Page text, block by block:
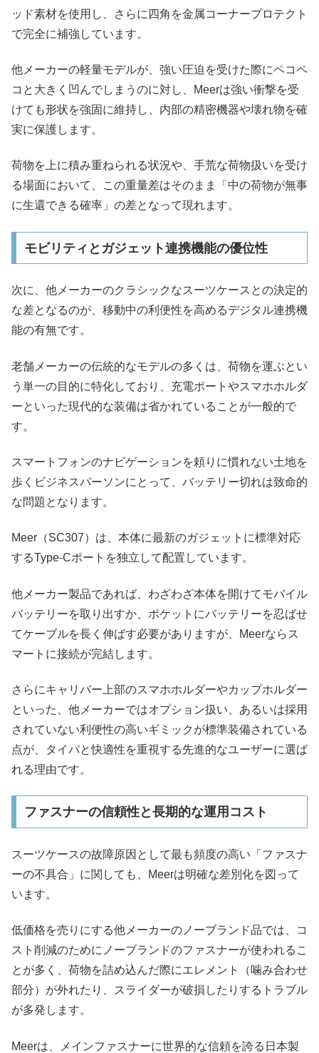
ッド素材を使用し、さらに四角を金属コーナープロテクト
で完全に補強しています。
他メーカーの軽量モデルが、強い圧迫を受けた際にペコペ
コと大きく凹んでしまうのに対し、Meerは強い衝撃を受
けても形状を強固に維持し、内部の精密機器や壊れ物を確
実に保護します。
荷物を上に積み重ねられる状況や、手荒な荷物扱いを受け
る場面において、この重量差はそのまま「中の荷物が無事
に生還できる確率」の差となって現れます。
モビリティとガジェット連携機能の優位性
次に、他メーカーのクラシックなスーツケースとの決定的
な差となるのが、移動中の利便性を高めるデジタル連携機
能の有無です。
老舗メーカーの伝統的なモデルの多くは、荷物を運ぶとい
う単一の目的に特化しており、充電ポートやスマホホルダ
ーといった現代的な装備は省かれていることが一般的で
す。
スマートフォンのナビゲーションを頼りに慣れない土地を
歩くビジネスパーソンにとって、バッテリー切れは致命的
な問題となります。
Meer（SC307）は、本体に最新のガジェットに標準対応
するType-Cポートを独立して配置しています。
他メーカー製品であれば、わざわざ本体を開けてモバイル
バッテリーを取り出すか、ポケットにバッテリーを忍ばせ
てケーブルを長く伸ばす必要がありますが、Meerならス
マートに接続が完結します。
さらにキャリバー上部のスマホホルダーやカップホルダー
といった、他メーカーではオプション扱い、あるいは採用
されていない利便性の高いギミックが標準装備されている
点が、タイパと快適性を重視する先進的なユーザーに選ば
れる理由です。
ファスナーの信頼性と長期的な運用コスト
スーツケースの故障原因として最も頻度の高い「ファスナ
ーの不具合」に関しても、Meerは明確な差別化を図って
います。
低価格を売りにする他メーカーのノーブランド品では、コ
スト削減のためにノーブランドのファスナーが使われるこ
とが多く、荷物を詰め込んだ際にエレメント（噛み合わせ
部分）が外れたり、スライダーが破損したりするトラブル
が多発します。
Meerは、メインファスナーに世界的な信頼を誇る日本製